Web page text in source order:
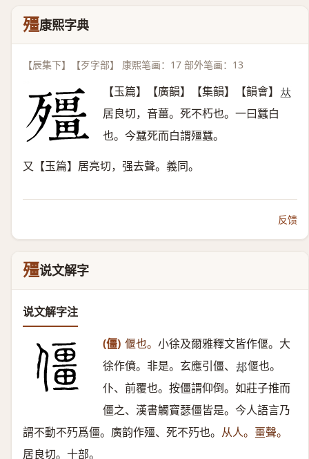
殭康熙字典
【辰集下】【歹字部】 康熙笔画：17 部外笔画：13
【玉篇】【廣韻】【集韻】【韻會】 𠀤
居良切，音薑。死不朽也。一曰蠶白
也。今蠶死而白謂殭蠶。
又【玉篇】居亮切，强去聲。義同。
反馈
殭说文解字
说文解字注
(僵) 偃也。 小徐及爾雅釋文皆作偃。大
徐作僨。非是。玄應引僵、 𨚫偃也。
仆、前覆也。按僵謂仰倒。如莊子推而
僵之、漢書觸寶瑟僵皆是。今人語言乃
謂不動不㱙爲僵。廣韵作殭、死不㱙也。 从人。畺聲。
居良切。十部。